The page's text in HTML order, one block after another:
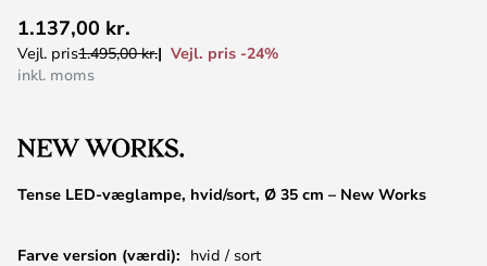
til
starten
Tense LED-væglampe, hvid/sort, Ø 35 cm – New Works
1.137,00 kr.
Vejl. pris1.495,00 kr.
Vejl. pris -24%
inkl. moms
Farve version (værdi): hvid / sort